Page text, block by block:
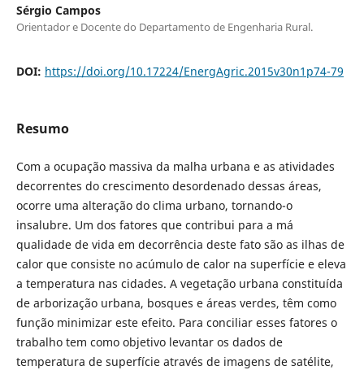
Sérgio Campos
Orientador e Docente do Departamento de Engenharia Rural.
DOI: https://doi.org/10.17224/EnergAgric.2015v30n1p74-79
Resumo
Com a ocupação massiva da malha urbana e as atividades
decorrentes do crescimento desordenado dessas áreas,
ocorre uma alteração do clima urbano, tornando-o
insalubre. Um dos fatores que contribui para a má
qualidade de vida em decorrência deste fato são as ilhas de
calor que consiste no acúmulo de calor na superfície e eleva
a temperatura nas cidades. A vegetação urbana constituída
de arborização urbana, bosques e áreas verdes, têm como
função minimizar este efeito. Para conciliar esses fatores o
trabalho tem como objetivo levantar os dados de
temperatura de superfície através de imagens de satélite,